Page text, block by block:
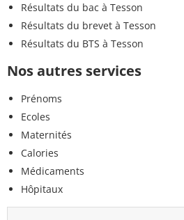
Résultats du bac à Tesson
Résultats du brevet à Tesson
Résultats du BTS à Tesson
Nos autres services
Prénoms
Ecoles
Maternités
Calories
Médicaments
Hôpitaux